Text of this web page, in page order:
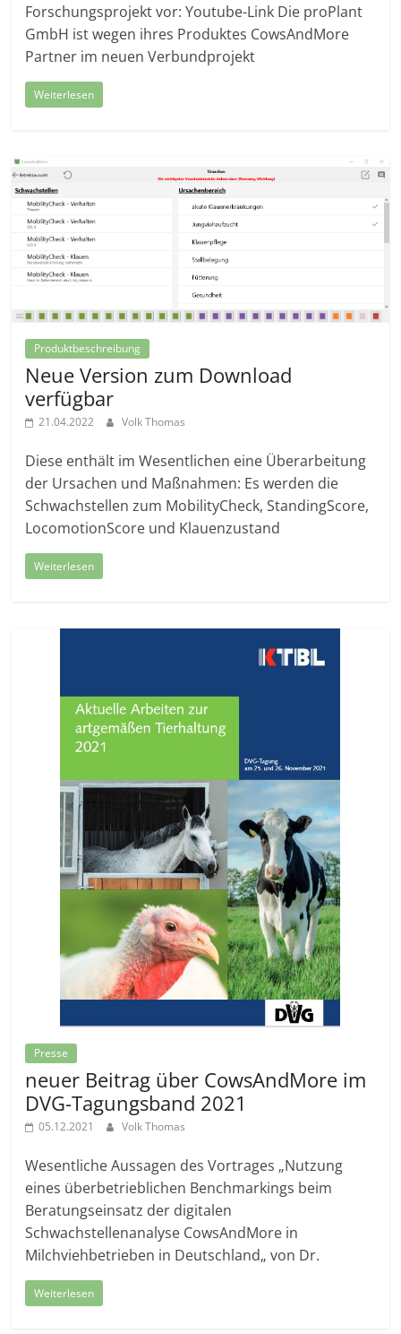
Forschungsprojekt vor: Youtube-Link Die proPlant
GmbH ist wegen ihres Produktes CowsAndMore
Partner im neuen Verbundprojekt
Weiterlesen
Produktbeschreibung
Neue Version zum Download
verfügbar
21.04.2022 Volk Thomas
Diese enthält im Wesentlichen eine Überarbeitung
der Ursachen und Maßnahmen: Es werden die
Schwachstellen zum MobilityCheck, StandingScore,
LocomotionScore und Klauenzustand
Weiterlesen
Presse
neuer Beitrag über CowsAndMore im
DVG-Tagungsband 2021
05.12.2021 Volk Thomas
Wesentliche Aussagen des Vortrages „Nutzung
eines überbetrieblichen Benchmarkings beim
Beratungseinsatz der digitalen
Schwachstellenanalyse CowsAndMore in
Milchviehbetrieben in Deutschland„ von Dr.
Weiterlesen